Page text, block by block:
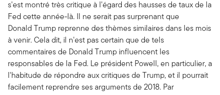
s'est montré très critique à l'égard des hausses de taux de la
Fed cette année-là. Il ne serait pas surprenant que
Donald Trump reprenne des thèmes similaires dans les mois
à venir. Cela dit, il n'est pas certain que de tels
commentaires de Donald Trump influencent les
responsables de la Fed. Le président Powell, en particulier, a
l'habitude de répondre aux critiques de Trump, et il pourrait
facilement reprendre ses arguments de 2018. Par